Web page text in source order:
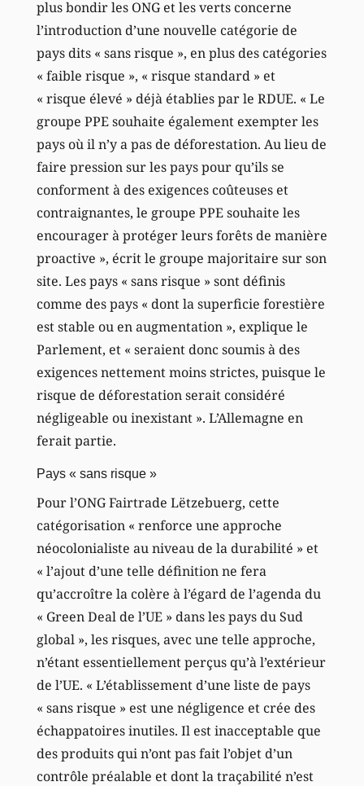
plus bondir les ONG et les verts concerne
l’introduction d’une nouvelle catégorie de
pays dits « sans risque », en plus des catégories
« faible risque », « risque standard » et
« risque élevé » déjà établies par le RDUE. « Le
groupe PPE souhaite également exempter les
pays où il n’y a pas de déforestation. Au lieu de
faire pression sur les pays pour qu’ils se
conforment à des exigences coûteuses et
contraignantes, le groupe PPE souhaite les
encourager à protéger leurs forêts de manière
proactive », écrit le groupe majoritaire sur son
site. Les pays « sans risque » sont définis
comme des pays « dont la superficie forestière
est stable ou en augmentation », explique le
Parlement, et « seraient donc soumis à des
exigences nettement moins strictes, puisque le
risque de déforestation serait considéré
négligeable ou inexistant ». L’Allemagne en
ferait partie.
Pays « sans risque »
Pour l’ONG Fairtrade Lëtzebuerg, cette
catégorisation « renforce une approche
néocolonialiste au niveau de la durabilité » et
« l’ajout d’une telle définition ne fera
qu’accroître la colère à l’égard de l’agenda du
« Green Deal de l’UE » dans les pays du Sud
global », les risques, avec une telle approche,
n’étant essentiellement perçus qu’à l’extérieur
de l’UE. « L’établissement d’une liste de pays
« sans risque » est une négligence et crée des
échappatoires inutiles. Il est inacceptable que
des produits qui n’ont pas fait l’objet d’un
contrôle préalable et dont la traçabilité n’est